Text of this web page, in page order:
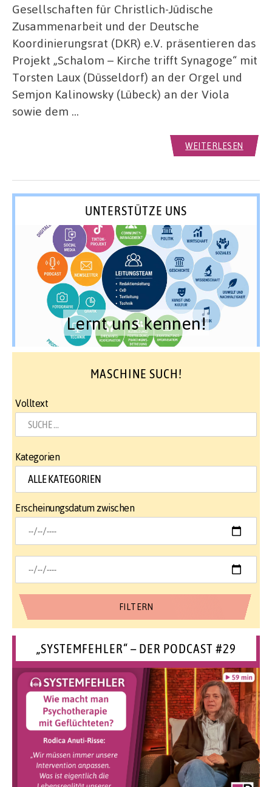
Gesellschaften für Christlich-Jüdische
Zusammenarbeit und der Deutsche
Koordinierungsrat (DKR) e.V. präsentieren das
Projekt „Schalom – Kirche trifft Synagoge“ mit
Torsten Laux (Düsseldorf) an der Orgel und
Semjon Kalinowsky (Lübeck) an der Viola
sowie dem …
WEITERLESEN
UNTERSTÜTZE UNS
Lernt uns kennen!
MASCHINE SUCH!
Volltext
Kategorien
Erscheinungsdatum zwischen
„SYSTEMFEHLER“ – DER PODCAST #29